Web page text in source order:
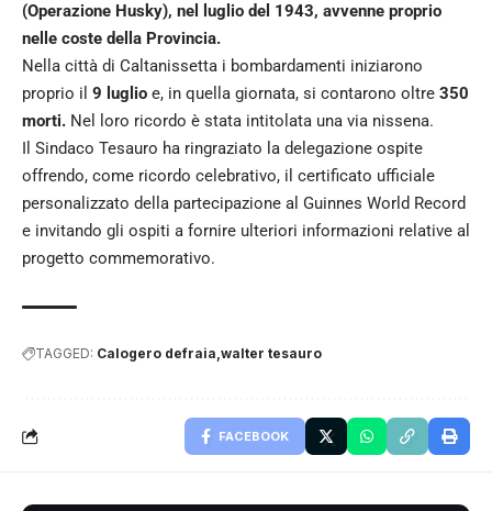
(Operazione Husky), nel luglio del 1943, avvenne proprio
nelle coste della Provincia.
Nella città di Caltanissetta i bombardamenti iniziarono
proprio il 9 luglio e, in quella giornata, si contarono oltre 350
morti. Nel loro ricordo è stata intitolata una via nissena.
Il Sindaco Tesauro ha ringraziato la delegazione ospite
offrendo, come ricordo celebrativo, il certificato ufficiale
personalizzato della partecipazione al Guinnes World Record
e invitando gli ospiti a fornire ulteriori informazioni relative al
progetto commemorativo.
TAGGED: Calogero defraia walter tesauro
FACEBOOK